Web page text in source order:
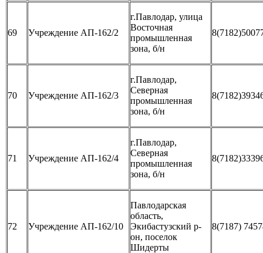
69 Учреждение АП-162/2
г.Павлодар, улица
Восточная
промышленная
зона, б/н
70 Учреждение АП-162/3
г.Павлодар,
Северная
промышленная
зона, б/н
71 Учреждение АП-162/4
г.Павлодар,
Северная
промышленная
зона, б/н
72 Учреждение АП-162/10
Павлодарская
область,
Экибастузский р-
он, поселок
Шидерты
8(7187)